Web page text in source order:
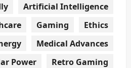
Artificial Intelligence
Ethics
Gaming
Medical Advances
Retro Gaming
Power